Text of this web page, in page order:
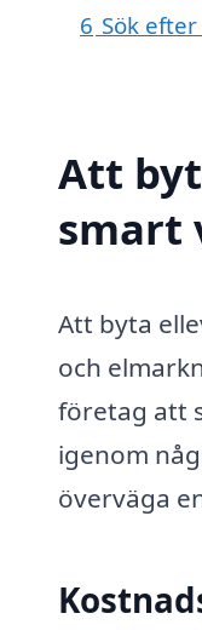
6 Sök
Att
smart
Att byta
och
företag att
igenom
överväga